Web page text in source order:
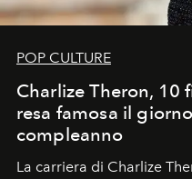
POP CULTURE
Charlize Theron, 10
resa famosa il
compleanno
La carriera di Charlize